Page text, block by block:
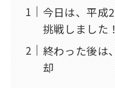
今日は、平成
挑戦しました！
終わった後は
却